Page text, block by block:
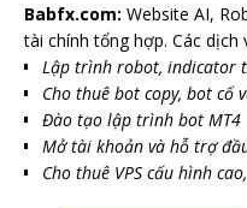
Babfx.com: Website AI,
tài chính tổng hợp. Các dịch
Lập trình robot, indicator
Cho thuê bot copy, bot cố
Đào tạo lập trình bot MT4
Mở tài khoản và hỗ trợ
Cho thuê VPS cấu hình